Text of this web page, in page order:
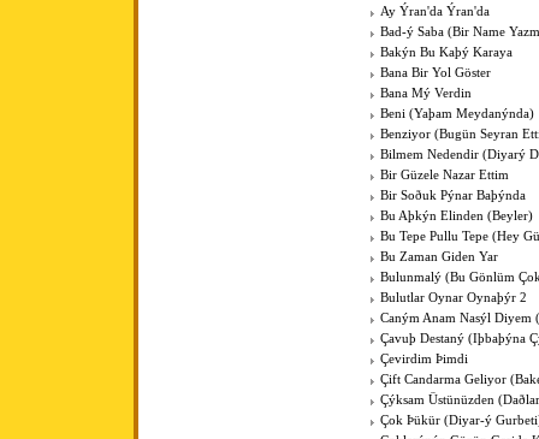
Ay Ýran'da Ýran'da
Bad-ý Saba (Bir Name
Bakýn Bu Kaþý Karaya
Bana Bir Yol Göster
Bana Mý Verdin
Beni (Yaþam Meydanýnda)
Benziyor (Bugün Seyran
Bilmem Nedendir (Diyarý
Bir Güzele Nazar Ettim
Bir Soðuk Pýnar Baþýnda
Bu Aþkýn Elinden (Beyler)
Bu Tepe Pullu Tepe (Hey
Bu Zaman Giden Yar
Bulunmalý (Bu Gönlüm
Bulutlar Oynar Oynaþýr 2
Caným Anam Nasýl Diyem
Çavuþ Destaný (Iþbaþýna
Çevirdim Þimdi
Çift Candarma Geliyor
Çýksam Üstünüzden
Çok Þükür (Diyar-ý